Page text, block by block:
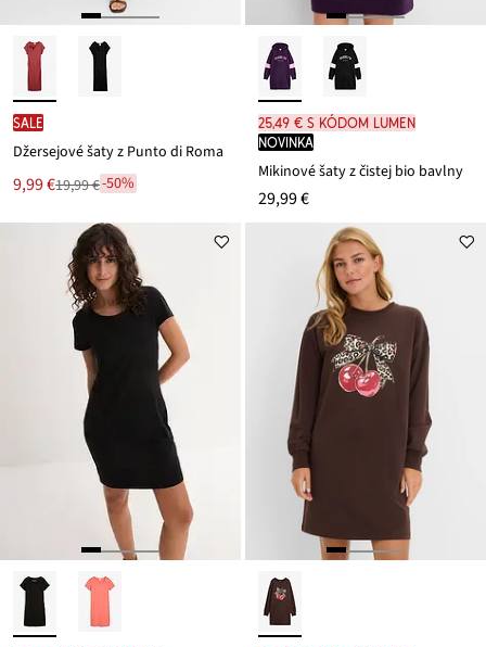
SALE
Džersejové šaty z Punto di Roma
Nová
cena
je
9,99 €
Zľava19,99 €-50%
25,49 € s kódom LUMEN
novinka
Mikinové šaty z čistej bio bavlny
29,99 €